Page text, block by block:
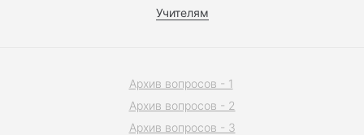
Учителям
Архив вопросов - 1
Архив вопросов - 2
Архив вопросов - 3